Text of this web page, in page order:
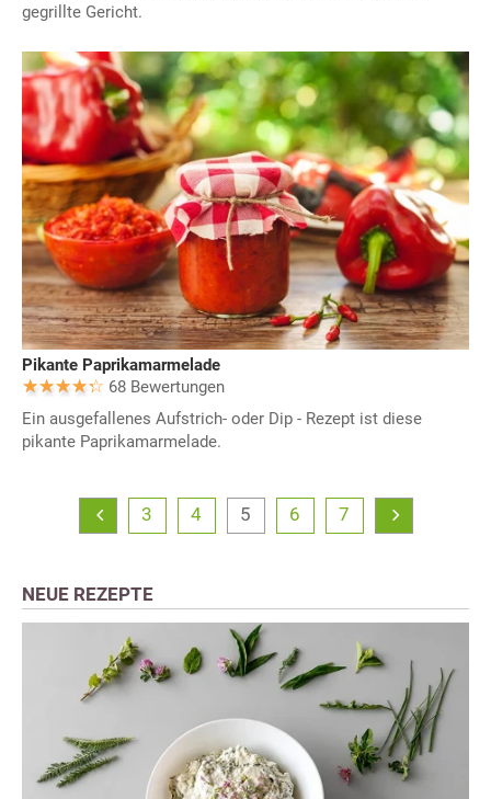
gegrillte Gericht.
Pikante Paprikamarmelade
68 Bewertungen
Ein ausgefallenes Aufstrich- oder Dip - Rezept ist diese
pikante Paprikamarmelade.
3 4 5 6 7
NEUE REZEPTE